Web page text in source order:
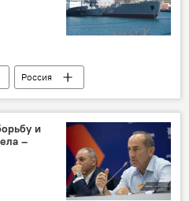
Россия
РФ на Украине
и
–